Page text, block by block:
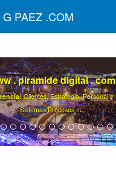
PAEZ .COM
. piramide digital . com
Clientes, Estrategia, Personal y
Sistemas/Procesos...